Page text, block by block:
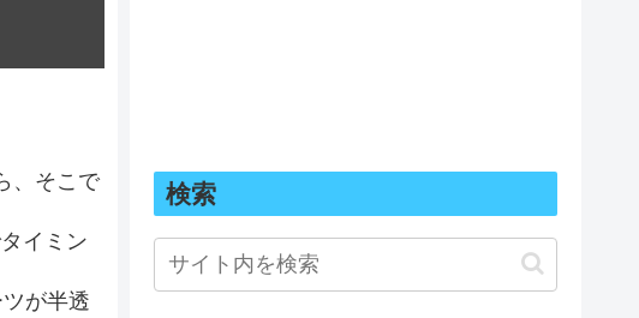
、そこで
イミン
が半透
検索